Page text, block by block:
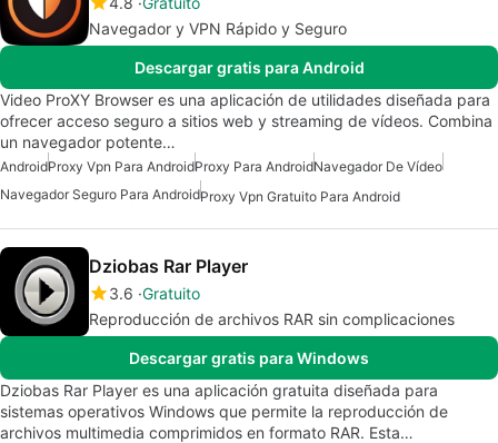
Navegador y VPN Rápido y Seguro
Descargar gratis para Android
Video ProXY Browser es una aplicación de utilidades diseñada para
ofrecer acceso seguro a sitios web y streaming de vídeos. Combina
un navegador potente…
AndroidProxy Vpn Para AndroidProxy Para AndroidNavegador De Vídeo
Navegador Seguro Para AndroidProxy Vpn Gratuito Para Android
Dziobas Rar Player
3.6 Gratuito
Reproducción de archivos RAR sin complicaciones
Descargar gratis para Windows
Dziobas Rar Player es una aplicación gratuita diseñada para
sistemas operativos Windows que permite la reproducción de
archivos multimedia comprimidos en formato RAR. Esta…